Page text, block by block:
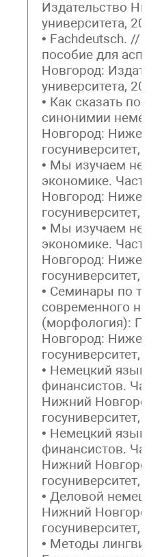
Издательство
университета,
• Fachdeutsch. //
пособие для
Новгород:
университета,
• Как сказать по-
синонимии
Новгород:
госуниверситет,
• Мы изучаем
экономике. Часть
Новгород:
госуниверситет,
• Мы изучаем
экономике. Часть
Новгород:
госуниверситет,
• Семинары по
современного
(морфология):
Новгород:
госуниверситет,
• Немецкий язык
финансистов.
Нижний Новгород:
госуниверситет,
• Немецкий язык
финансистов.
Нижний Новгород:
госуниверситет,
• Деловой
Нижний Новгород:
госуниверситет,
• Методы